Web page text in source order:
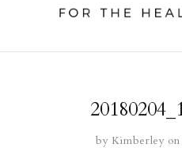
by Kimberley